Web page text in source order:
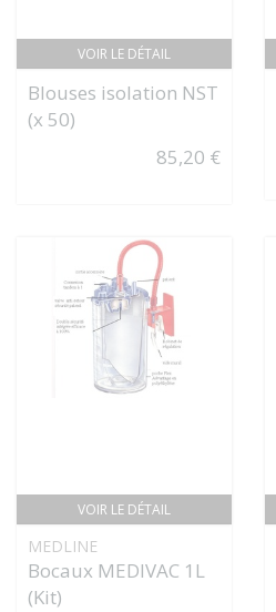
VOIR LE DÉTAIL
Blouses isolation NST
(x 50)
85,20 €
VOIR LE DÉTAIL
MEDLINE
Bocaux MEDIVAC 1L
(Kit)